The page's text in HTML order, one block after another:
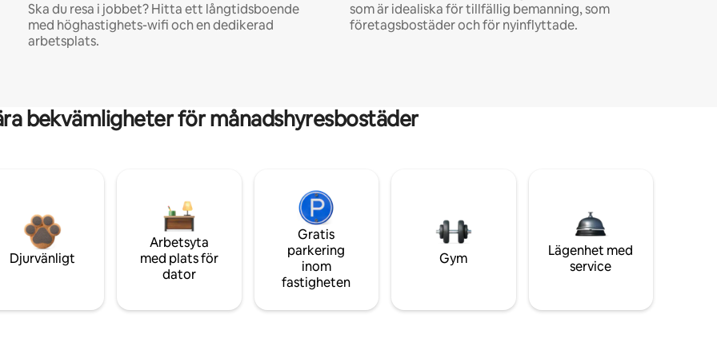
Ska du resa i jobbet? Hitta ett långtidsboende
med höghastighets-wifi och en dedikerad
arbetsplats.
som är idealiska för tillfällig bemanning, som
företagsbostäder och för nyinflyttade.
bekvämligheter för månadshyresbostäder
Djurvänligt
Arbetsyta
med plats för
dator
Gratis
parkering
inom
fastigheten
Gym
Lägenhet med
service